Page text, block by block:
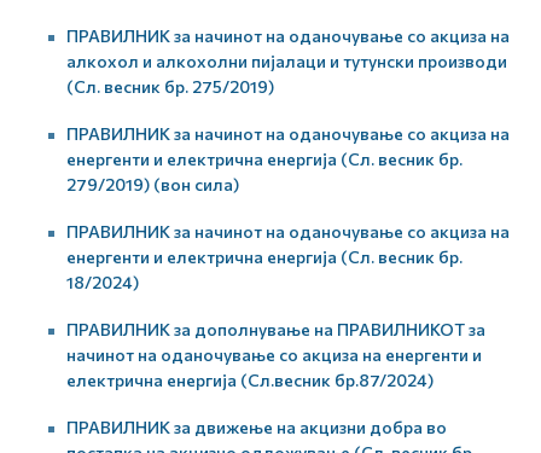
ПРАВИЛНИК за начинот на оданочување со акциза на
алкохол и алкохолни пијалаци и тутунски производи
(Сл. весник бр. 275/2019)
ПРАВИЛНИК за начинот на оданочување со акциза на
енергенти и електрична енергија (Сл. весник бр.
279/2019) (вон сила)
ПРАВИЛНИК за начинот на оданочување со акциза на
енергенти и електрична енергија (Сл. весник бр.
18/2024)
ПРАВИЛНИК за дополнување на ПРАВИЛНИКОТ за
начинот на оданочување со акциза на енергенти и
електрична енергија (Сл.весник бр.87/2024)
ПРАВИЛНИК за движење на акцизни добра во